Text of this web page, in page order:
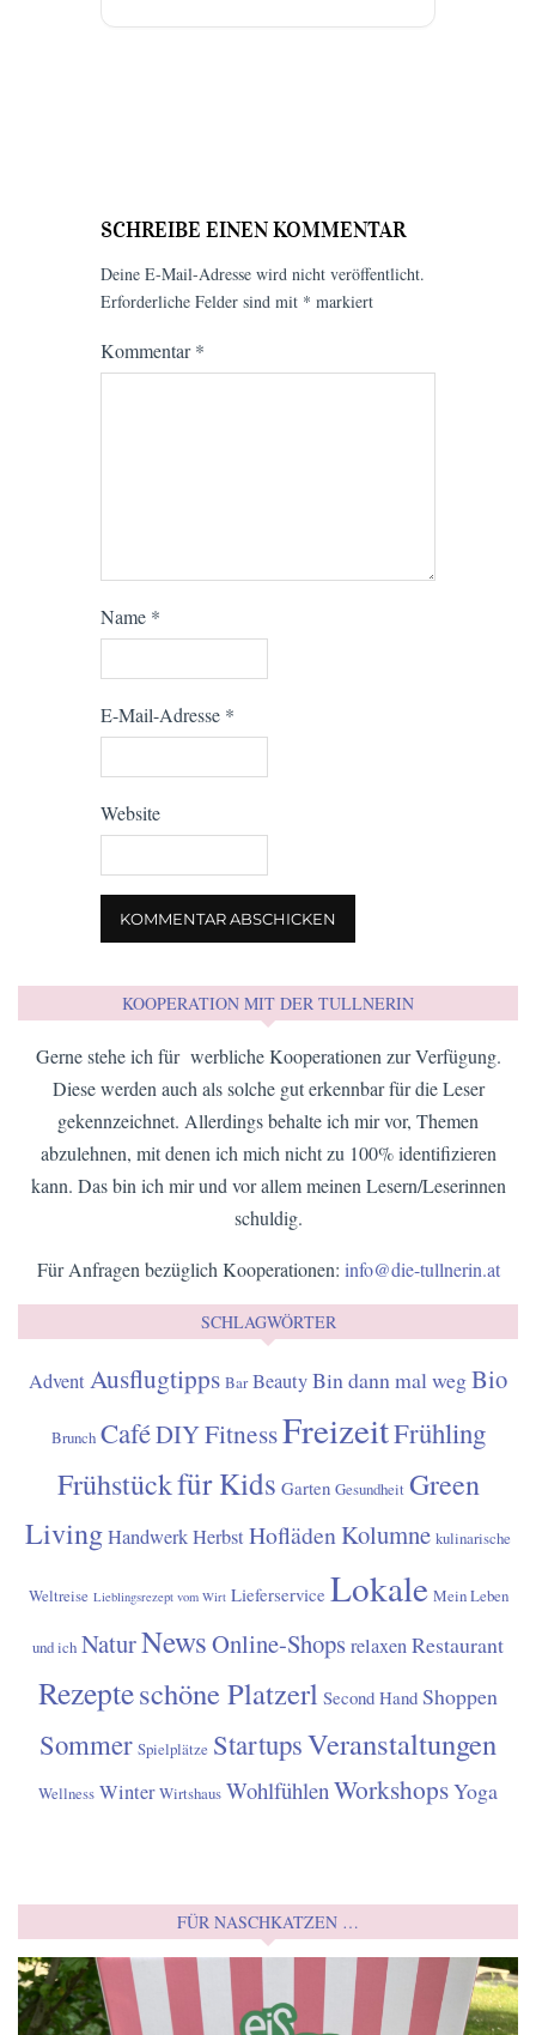
SCHREIBE EINEN KOMMENTAR
Deine E-Mail-Adresse wird nicht veröffentlicht.
Erforderliche Felder sind mit * markiert
Kommentar*
Name *
E-Mail-Adresse *
Website
KOOPERATION MIT DER TULLNERIN
Gerne stehe ich für werbliche Kooperationen zur Verfügung.
Diese werden auch als solche gut erkennbar für die Leser
gekennzeichnet. Allerdings behalte ich mir vor, Themen
abzulehnen, mit denen ich mich nicht zu 100% identifizieren
kann. Das bin ich mir und vor allem meinen Lesern/Leserinnen
schuldig.
Für Anfragen bezüglich Kooperationen: info@die-tullnerin.at
SCHLAGWÖRTER
Advent Ausflugtipps Bar BeautyBin dann mal wegBio
Brunch CaféDIYFitnessFreizeitFrühling
Frühstückfür Kids Garten Gesundheit Green
LivingHandwerkHerbstHoflädenKolumne kulinarische
Weltreise Lieblingsrezept vom Wirt Lieferservice Lokale Mein Leben
und ich NaturNewsOnline-Shops relaxenRestaurant
Rezepteschöne Platzerl Second Hand Shoppen
Sommer Spielplätze StartupsVeranstaltungen
Wellness Winter Wirtshaus Wohlfühlen WorkshopsYoga
FÜR NASCHKATZEN …